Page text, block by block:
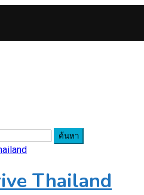
Thailand